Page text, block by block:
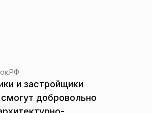
и застройщики
добровольно